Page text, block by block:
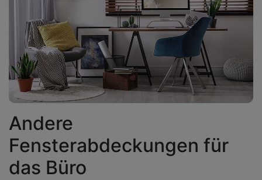
Andere
Fensterabdeckungen für
das Büro